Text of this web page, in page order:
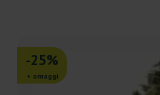
-25%
+ omaggi